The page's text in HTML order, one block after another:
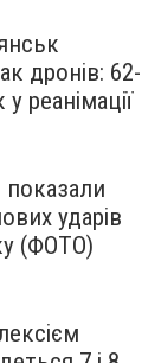
дронів: 62-
реанімації
ударів
(ФОТО)